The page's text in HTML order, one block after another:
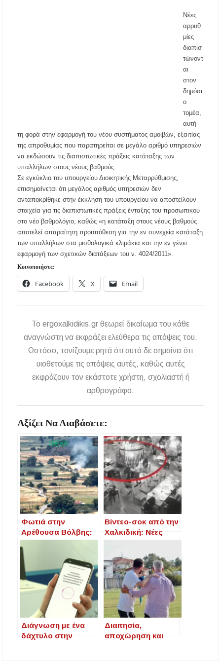
Λαϊκές μελωδίες στην πλατεία του Πολυγύρου
με την ορχήστρα «Το Λαϊκόν»
Υποχρεωτικά μέσω τράπεζας τα ενοίκια από
την 1η Οκτωβρίου 2026 – Τι αλλάζει για
ιδιοκτήτες και ενοικιαστές
Έως 30.000 ευρώ επιδότηση για αγορά
ηλεκτρικού οχήματος – Ποιοι είναι οι
δικαιούχοι
Κυνήγι 2026-2027: Πότε ανοίγει η κυνηγετική
περίοδος και πόσο κοστίζει η άδεια θήρας
ΑΝ.ΕΤ.ΧΑ.: Παρατείνεται η προθεσμία
υποβολής προτάσεων στο πλαίσιο του LEADER
Έλεγχοι σε παραλίες της Χαλκιδικής:
Σφραγίστηκαν πέντε επιχειρήσεις στην
Χαλκιδική: Νεκρός 68χρονος λουόμενος στην
παραλία της Νέας Ποτίδαιας
για παραλίες – Σφραγίσεις και πρόστιμα μετά
τους ελέγχους
Εγκρίθηκε η λειτουργία τμήματος της Σ.Α.Ε.Κ.
Μουδανιών στον Πολύγυρο– Δικαίωση της
διεκδίκησης του Δήμου Πολυγύρου
Η ΕΥΑΘ επεκτείνεται στη Χαλκιδική – Τι
αλλάζει με τον νέο νόμο για ύδρευση και
αποχέτευση
Νέες
αρρυθ
μίες
διαπισ
τώνοντ
αι
στον
δημόσι
ο
τομέα,
αυτή
τη φορά στην εφαρμογή του νέου συστήματος αμοιβών, εξαιτίας
της απροθυμίας που παρατηρείται σε μεγάλο αριθμό υπηρεσιών
να εκδώσουν τις διαπιστωτικές πράξεις κατάταξης των
υπαλλήλων στους νέους βαθμούς.
Σε εγκύκλιο του υπουργείου Διοικητικής Μεταρρύθμισης,
επισημαίνεται ότι μεγάλος αριθμός υπηρεσιών δεν
ανταποκρίθηκε στην έκκληση του υπουργείου να αποστείλουν
στοιχεία για τις διαπιστωτικές πράξεις ένταξης του προσωπικού
στο νέο βαθμολόγιο, καθώς «η κατάταξη στους νέους βαθμούς
αποτελεί απαραίτητη προϋπόθεση για την εν συνεχεία κατάταξη
των υπαλλήλων στα μισθολογικά κλιμάκια και την εν γένει
εφαρμογή των σχετικών διατάξεων του ν. 4024/2011».
Κοινοποιήστε:
Facebook X Email
To ergoxalkidikis.gr θεωρεί δικαίωμα του κάθε
αναγνώστη να εκφράζει ελεύθερα τις απόψεις του.
Ωστόσο, τονίζουμε ρητά ότι αυτό δε σημαίνει ότι
υιοθετούμε τις απόψεις αυτές, καθώς αυτές
εκφράζουν τον εκάστοτε χρήστη, σχολιαστή ή
αρθρογράφο.
Αξίζει Να Διαβάσετε:
Φωτιά στην
Αρέθουσα Βόλβης:
Drone κατέγραψε τη
στιγμή έναρξης –
Αναζητείται
22χρονος για
εμπλοκή
Βίντεο-σοκ από την
Χαλκιδική: Νέες
αποκαλύψεις για
την εμπλοκή της
μαφίας
Διάγνωση με ένα
δάχτυλο στην
Διαιτησία,
αποχώρηση και